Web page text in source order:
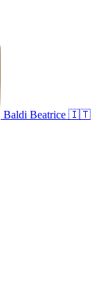
Baldi Beatrice 🇮🇹